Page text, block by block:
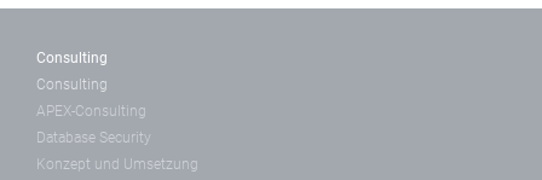
Consulting
Consulting
APEX-Consulting
Database Security
Konzept und Umsetzung